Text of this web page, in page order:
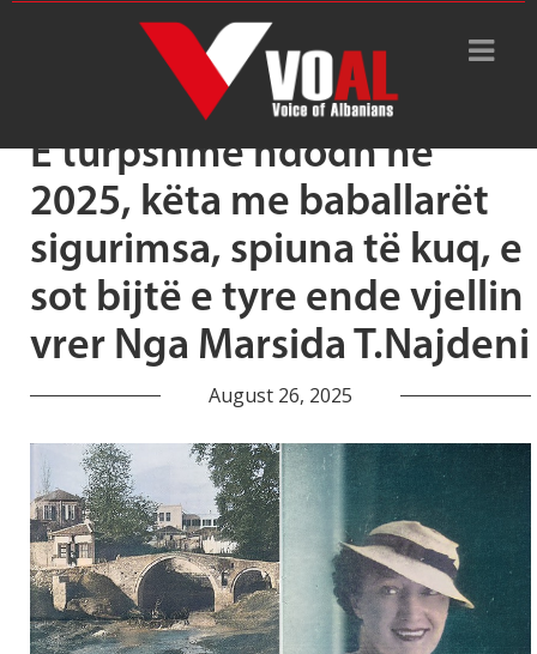
Tag Archive: DRITAN HILA
E turpshme ndodh ne
2025, këta me baballarët
sigurimsa, spiuna të kuq, e
sot bijtë e tyre ende vjellin
vrer Nga Marsida T.Najdeni
August 26, 2025